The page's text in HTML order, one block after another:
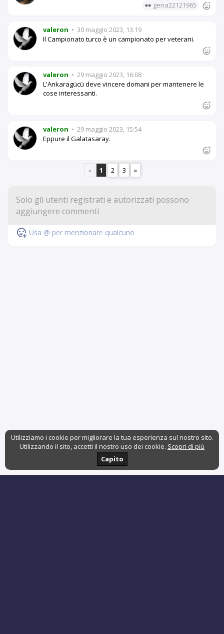
👀 gena22121965
valeron • 30 maggio 2023, 13:19
Il Campionato turco è un campionato per veterani.
valeron • 29 maggio 2023, 16:08
L'Ankaragücü deve vincere domani per mantenere le
cose interessanti.
valeron • 29 maggio 2023, 15:54
Eppure il Galatasaray.
« 1 2 3 »
Usa @ per menzionare qualcuno
Utilizziamo i cookie per migliorare la tua esperienza sul nostro sito.
Utilizzando il sito, accetti il nostro uso dei cookie. Scopri di più
Capito